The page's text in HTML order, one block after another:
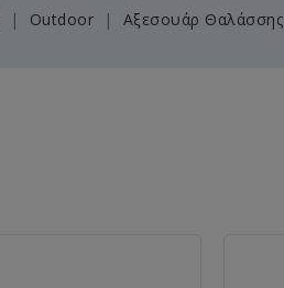
Outdoor Αξεσουάρ Θαλάσσης